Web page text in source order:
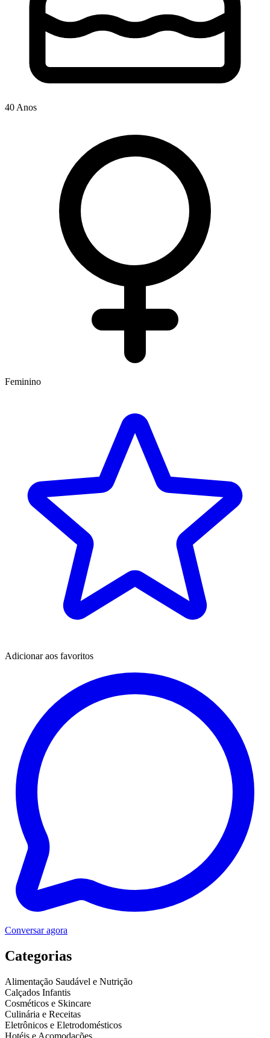
40 Anos
Feminino
Adicionar aos favoritos
Conversar agora
Categorias
Alimentação Saudável e Nutrição
Calçados Infantis
Cosméticos e Skincare
Culinária e Receitas
Eletrônicos e Eletrodomésticos
Hotéis e Acomodações